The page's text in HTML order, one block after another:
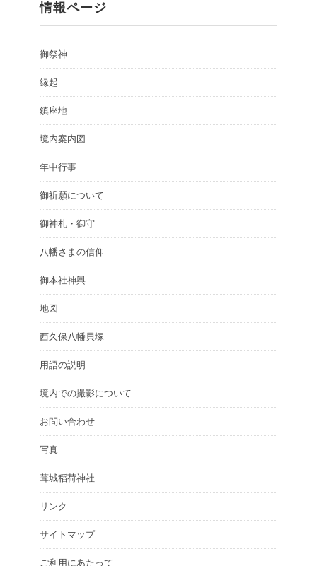
情報ページ
御祭神
縁起
鎮座地
境内案内図
年中行事
御祈願について
御神札・御守
八幡さまの信仰
御本社神輿
地図
西久保八幡貝塚
用語の説明
境内での撮影について
お問い合わせ
写真
葺城稻荷神社
リンク
サイトマップ
ご利用にあたって